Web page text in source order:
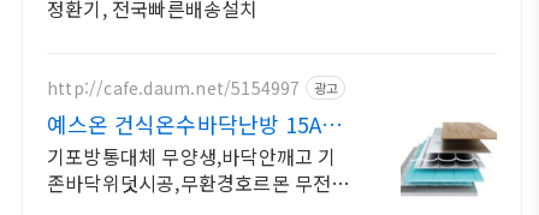
정환기, 전국빠른배송설치
http://cafe.daum.net/5154997 광고
예스온 건식온수바닥난방 15A엑
셀 강마루시공가능
기포방통대체 무양생,바닥안깨고 기
존바닥위덧시공,무환경호르몬 무전자